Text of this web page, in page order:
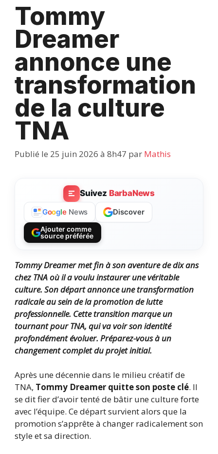
Tommy
Dreamer
annonce une
transformation
de la culture
TNA
Publié le 25 juin 2026 à 8h47 par Mathis
Suivez BarbaNews
Google News Discover
Ajouter comme
source préférée
Tommy Dreamer met fin à son aventure de dix ans
chez TNA où il a voulu instaurer une véritable
culture. Son départ annonce une transformation
radicale au sein de la promotion de lutte
professionnelle. Cette transition marque un
tournant pour TNA, qui va voir son identité
profondément évoluer. Préparez-vous à un
changement complet du projet initial.
Après une décennie dans le milieu créatif de
TNA, Tommy Dreamer quitte son poste clé. Il
se dit fier d’avoir tenté de bâtir une culture forte
avec l’équipe. Ce départ survient alors que la
promotion s’apprête à changer radicalement son
style et sa direction.